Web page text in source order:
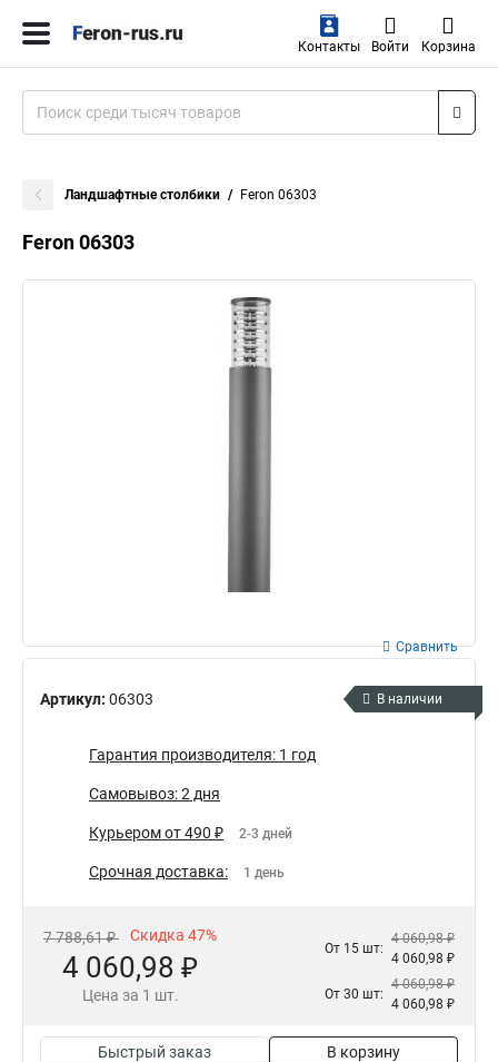
Контакты Войти Корзина
Ландшафтные столбики Feron 06303
Feron 06303
Артикул: 06303
Сравнить
В наличии
Гарантия производителя: 1 год
Самовывоз: 2 дня
Курьером от 490 ₽ 2-3 дней
Срочная доставка: 1 день
7 788,61 ₽ Скидка 47%
4 060,98 ₽
Цена за 1 шт.
От 15 шт:
4 060,98 ₽
4 060,98 ₽
От 30 шт:
4 060,98 ₽
4 060,98 ₽
Быстрый заказ В корзину